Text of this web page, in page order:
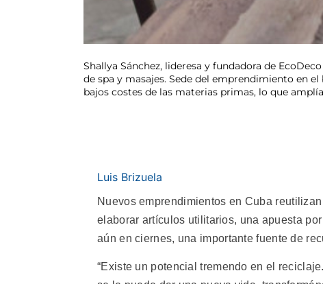
Shallya Sánchez, lideresa y fundadora de
de spa y masajes. Sede del emprendimiento en
bajos costes de las materias primas, lo que
Luis Brizuela
Nuevos emprendimientos en Cuba
elaborar artículos utilitarios, una apuesta
aún en ciernes, una importante fuente de
“Existe un potencial tremendo en el